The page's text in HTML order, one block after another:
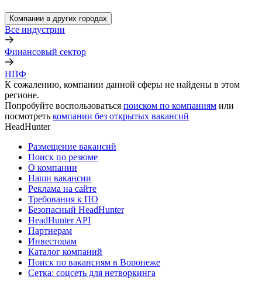
Компании в других городах
Все индустрии
Финансовый сектор
НПФ
К сожалению, компании данной сферы не найдены в этом
регионе.
Попробуйте воспользоваться поиском по компаниям или
посмотреть компании без открытых вакансий
HeadHunter
Размещение вакансий
Поиск по резюме
О компании
Наши вакансии
Реклама на сайте
Требования к ПО
Безопасный HeadHunter
HeadHunter API
Партнерам
Инвесторам
Каталог компаний
Поиск по вакансиям в Воронеже
Сетка: соцсеть для нетворкинга